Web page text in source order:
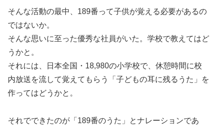
そんな活動の最中、189番って子供が覚える必要があるの
ではないか。
そんな思いに至った優秀な社員がいた。学校で教えてはど
うかと。
それには、日本全国・18,980の小学校で、休憩時間に校
内放送を流して覚えてもらう「子どもの耳に残るうた」を
作ってはどうかと。
それでできたのが「189番のうた」とナレーションであ